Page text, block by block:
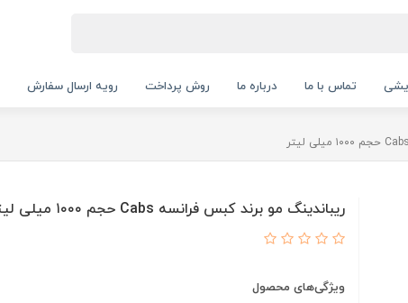
تماس با ما درباره ما روش پرداخت رویه ارسال سفارش
ریباندینگ مو برند کبس فرانسه Cabs حجم ۱۰۰۰ میلی لیتر
ویژگی‌های محصول